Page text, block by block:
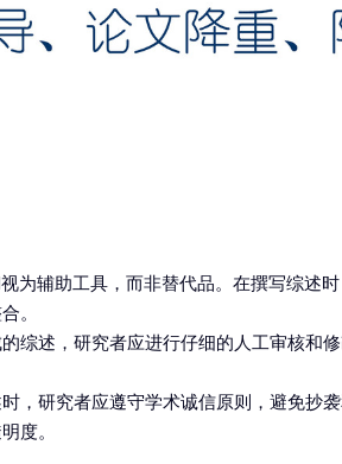
视为辅助工具，而非替代品。在撰写综述
。
的综述，研究者应进行仔细的人工审核和
，研究者应遵守学术诚信原则，避免抄
度。